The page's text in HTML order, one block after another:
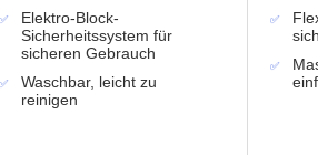
Elektro-Block-
Sicherheitssystem für
sicheren Gebrauch
Waschbar, leicht zu
reinigen